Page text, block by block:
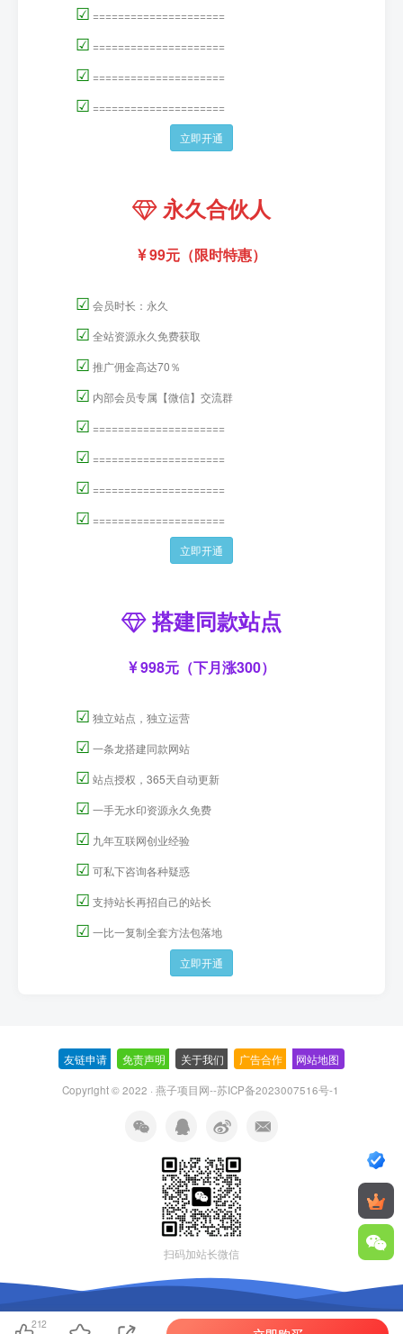
☑ =====================
☑ =====================
☑ =====================
☑ =====================
立即开通
永久合伙人
99元（限时特惠）
☑ 会员时长：永久
☑ 全站资源永久免费获取
☑ 推广佣金高达70％
☑ 内部会员专属【微信】交流群
☑ =====================
☑ =====================
☑ =====================
☑ =====================
立即开通
搭建同款站点
998元（下月涨300）
☑ 独立站点，独立运营
☑ 一条龙搭建同款网站
☑ 站点授权，365天自动更新
☑ 一手无水印资源永久免费
☑ 九年互联网创业经验
☑ 可私下咨询各种疑惑
☑ 支持站长再招自己的站长
☑ 一比一复制全套方法包落地
立即开通
友链申请 免责声明 关于我们 广告合作 网站地图
Copyright © 2022 · 燕子项目网--苏ICP备2023007516号-1
扫码加站长微信
212